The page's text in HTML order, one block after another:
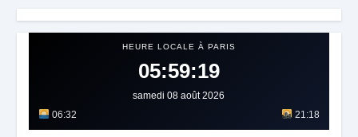
HEURE LOCALE À PARIS
05:59:22
samedi 08 août 2026
06:32
21:18